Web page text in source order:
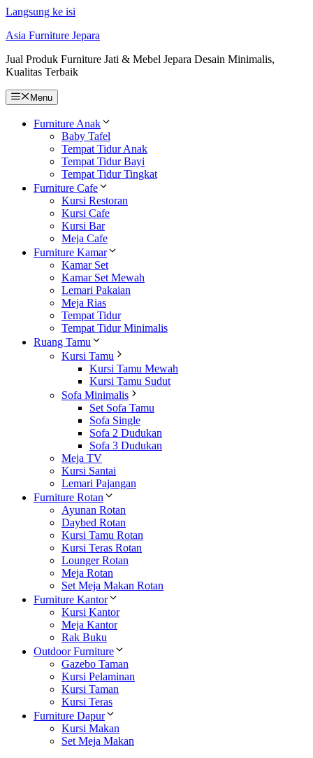
Langsung ke isi
Asia Furniture Jepara
Jual Produk Furniture Jati & Mebel Jepara Desain Minimalis,
Kualitas Terbaik
Menu
Furniture Anak
Baby Tafel
Tempat Tidur Anak
Tempat Tidur Bayi
Tempat Tidur Tingkat
Furniture Cafe
Kursi Restoran
Kursi Cafe
Kursi Bar
Meja Cafe
Furniture Kamar
Kamar Set
Kamar Set Mewah
Lemari Pakaian
Meja Rias
Tempat Tidur
Tempat Tidur Minimalis
Ruang Tamu
Kursi Tamu
Kursi Tamu Mewah
Kursi Tamu Sudut
Sofa Minimalis
Set Sofa Tamu
Sofa Single
Sofa 2 Dudukan
Sofa 3 Dudukan
Meja TV
Kursi Santai
Lemari Pajangan
Furniture Rotan
Ayunan Rotan
Daybed Rotan
Kursi Tamu Rotan
Kursi Teras Rotan
Lounger Rotan
Meja Rotan
Set Meja Makan Rotan
Furniture Kantor
Kursi Kantor
Meja Kantor
Rak Buku
Outdoor Furniture
Gazebo Taman
Kursi Pelaminan
Kursi Taman
Kursi Teras
Furniture Dapur
Kursi Makan
Set Meja Makan